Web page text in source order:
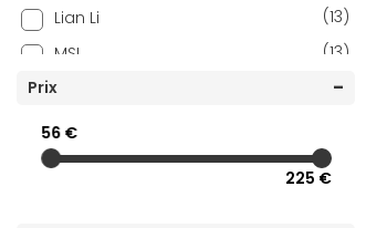
Lian Li
(13)
MSI
(13)
Seasonic
(19)
Thermalright
Thermaltake
Prix
56 €
225 €